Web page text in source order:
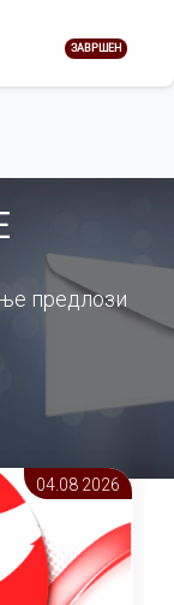
ЗАВРШЕН
предлози
04.08 2026